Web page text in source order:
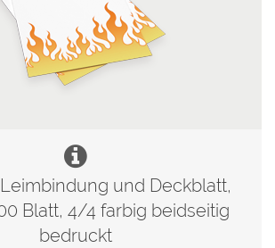
und Deckblatt,
Blatt, 4/4 farbig beidseitig
bedruckt